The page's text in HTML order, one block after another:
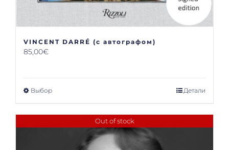
VINCENT DARRÉ (с автографом)
85,00€
Выбор Детали
Out of stock